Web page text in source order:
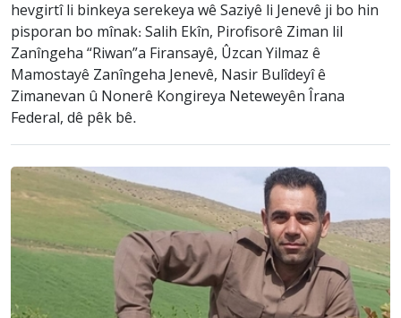
hevgirtî li binkeya serekeya wê Saziyê li Jenevê ji bo hin
pisporan bo mînak: Salih Ekîn, Pirofisorê Ziman lil
Zanîngeha “Riwan”a Firansayê, Ûzcan Yilmaz ê
Mamostayê Zanîngeha Jenevê, Nasir Bulîdeyî ê
Zimanevan û Nonerê Kongireya Neteweyên Îrana
Federal, dê pêk bê.